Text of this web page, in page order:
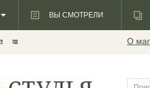
О
ВЫ СМОТРЕЛИ